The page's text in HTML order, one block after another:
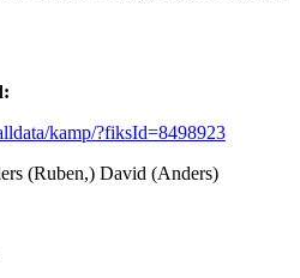
kamp/?fiksId=8498923
(Ruben,) David (Anders)